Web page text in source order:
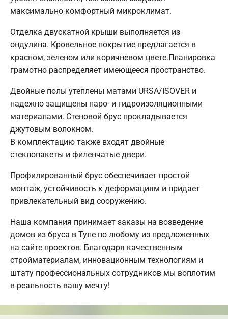
максимально комфортный микроклимат.
Отделка двускатной крыши выполняется из
ондулина. Кровельное покрытие предлагается в
красном, зеленом или коричневом цвете.Планировка
грамотно распределяет имеющееся пространство.
Двойные полы утеплены матами URSA/ISOVER и
надежно защищены паро- и гидроизоляционными
материалами. Стеновой брус прокладывается
джутовым волокном.
В комплектацию также входят двойные
стеклопакеты и филенчатые двери.
Профилированный брус обеспечивает простой
монтаж, устойчивость к деформациям и придает
привлекательный вид сооружению.
Наша компания принимает заказы на возведение
домов из бруса в Туле по любому из предложенных
на сайте проектов. Благодаря качественным
стройматериалам, инновационным технологиям и
штату профессиональных сотрудников мы воплотим
в реальность вашу мечту!